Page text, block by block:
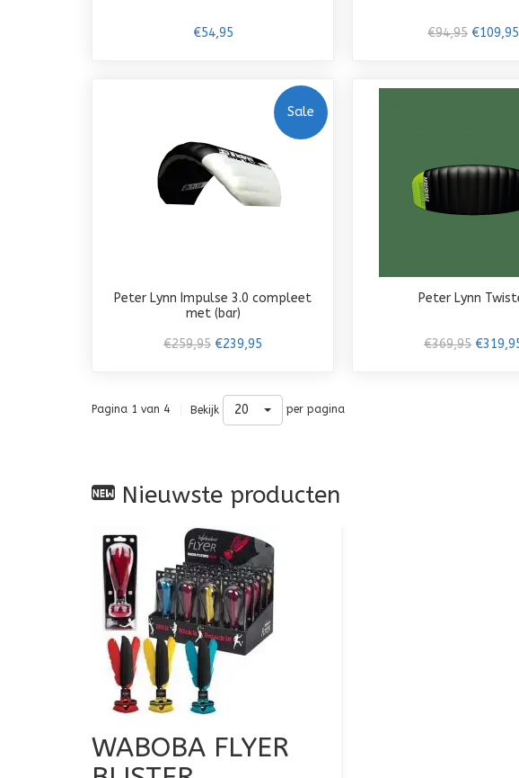
€54,95 €94,95 €109,95
Sale
Peter Lynn Impulse 3.0 compleet
met (bar)
€259,95 €239,95
Peter Lynn
€369,95
Pagina 1 van 4 Bekijk 20 per pagina
Nieuwste producten
WABOBA FLYER